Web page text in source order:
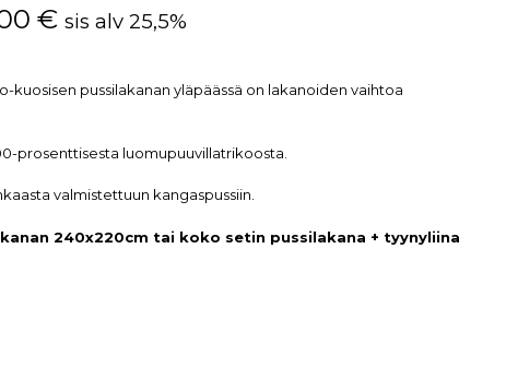
€ sis alv 25,5%
kuosisen pussilakanan yläpäässä on lakanoiden vaihtoa
prosenttisesta luomupuuvillatrikoosta.
valmistettuun kangaspussiin.
240x220cm tai koko setin pussilakana + tyynyliina